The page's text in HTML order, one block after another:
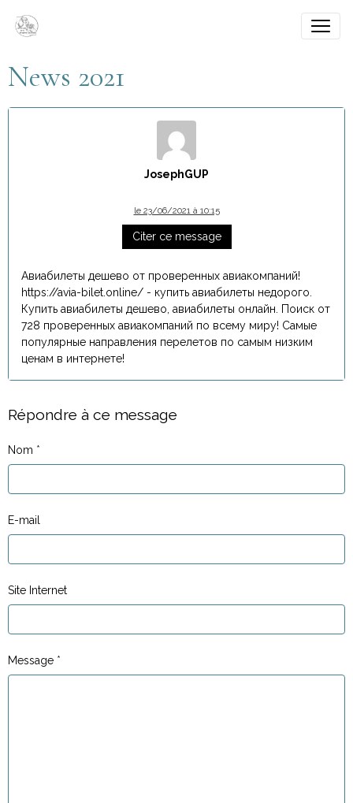
News 2021
JosephGUP
le 23/06/2021 à 10:15
Citer ce message
Авиабилеты дешево от проверенных авиакомпаний!
https://avia-bilet.online/ - купить авиабилеты недорого.
Купить авиабилеты дешево, авиабилеты онлайн. Поиск от
728 проверенных авиакомпаний по всему миру! Самые
популярные направления перелетов по самым низким
ценам в интернете!
Répondre à ce message
Nom
E-mail
Site Internet
Message